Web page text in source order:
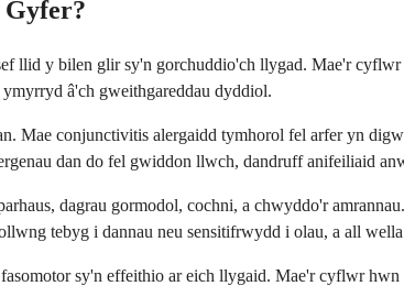
Gyfer?
llid y bilen glir sy'n gorchuddio'ch llygad. Mae'r
â'ch gweithgareddau dyddiol.
Mae conjunctivitis alergaidd tymhorol fel arfer yn
dan do fel gwiddon llwch, dandruff anifeiliaid
dagrau gormodol, cochni, a chwyddo'r
tebyg i dannau neu sensitifrwydd i olau, a all
sy'n effeithio ar eich llygaid. Mae'r cyflwr